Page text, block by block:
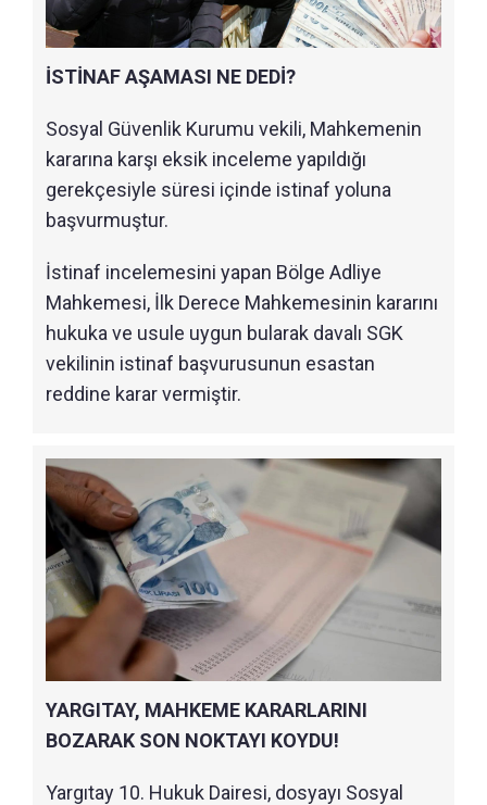
İSTİNAF AŞAMASI NE DEDİ?
Sosyal Güvenlik Kurumu vekili, Mahkemenin
kararına karşı eksik inceleme yapıldığı
gerekçesiyle süresi içinde istinaf yoluna
başvurmuştur.
İstinaf incelemesini yapan Bölge Adliye
Mahkemesi, İlk Derece Mahkemesinin kararını
hukuka ve usule uygun bularak davalı SGK
vekilinin istinaf başvurusunun esastan
reddine karar vermiştir.
YARGITAY, MAHKEME KARARLARINI
BOZARAK SON NOKTAYI KOYDU!
Yargıtay 10. Hukuk Dairesi, dosyayı Sosyal